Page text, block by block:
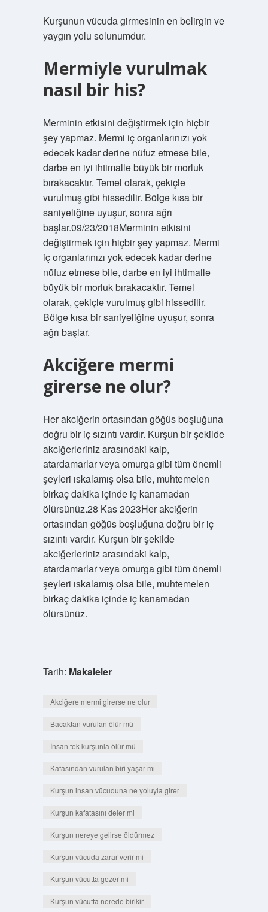
Kurşunun vücuda girmesinin en belirgin ve
yaygın yolu solunumdur.
Mermiyle vurulmak
nasıl bir his?
Merminin etkisini değiştirmek için hiçbir
şey yapmaz. Mermi iç organlarınızı yok
edecek kadar derine nüfuz etmese bile,
darbe en iyi ihtimalle büyük bir morluk
bırakacaktır. Temel olarak, çekiçle
vurulmuş gibi hissedilir. Bölge kısa bir
saniyeliğine uyuşur, sonra ağrı
başlar.09/23/2018Merminin etkisini
değiştirmek için hiçbir şey yapmaz. Mermi
iç organlarınızı yok edecek kadar derine
nüfuz etmese bile, darbe en iyi ihtimalle
büyük bir morluk bırakacaktır. Temel
olarak, çekiçle vurulmuş gibi hissedilir.
Bölge kısa bir saniyeliğine uyuşur, sonra
ağrı başlar.
Akciğere mermi
girerse ne olur?
Her akciğerin ortasından göğüs boşluğuna
doğru bir iç sızıntı vardır. Kurşun bir şekilde
akciğerleriniz arasındaki kalp,
atardamarlar veya omurga gibi tüm önemli
şeyleri ıskalamış olsa bile, muhtemelen
birkaç dakika içinde iç kanamadan
ölürsünüz.28 Kas 2023Her akciğerin
ortasından göğüs boşluğuna doğru bir iç
sızıntı vardır. Kurşun bir şekilde
akciğerleriniz arasındaki kalp,
atardamarlar veya omurga gibi tüm önemli
şeyleri ıskalamış olsa bile, muhtemelen
birkaç dakika içinde iç kanamadan
ölürsünüz.
Tarih: Makaleler
Akciğere mermi girerse ne olur
Bacaktan vurulan ölür mü
İnsan tek kurşunla ölür mü
Kafasından vurulan biri yaşar mı
Kurşun insan vücuduna ne yoluyla girer
Kurşun kafatasını deler mi
Kurşun nereye gelirse öldürmez
Kurşun vücuda zarar verir mi
Kurşun vücutta gezer mi
Kurşun vücutta nerede birikir